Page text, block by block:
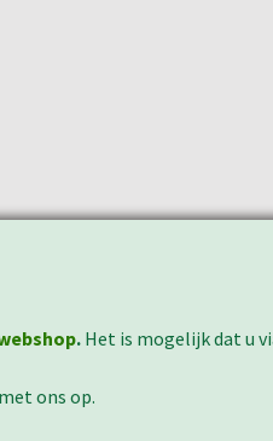
. Het is mogelijk dat u
ons op.